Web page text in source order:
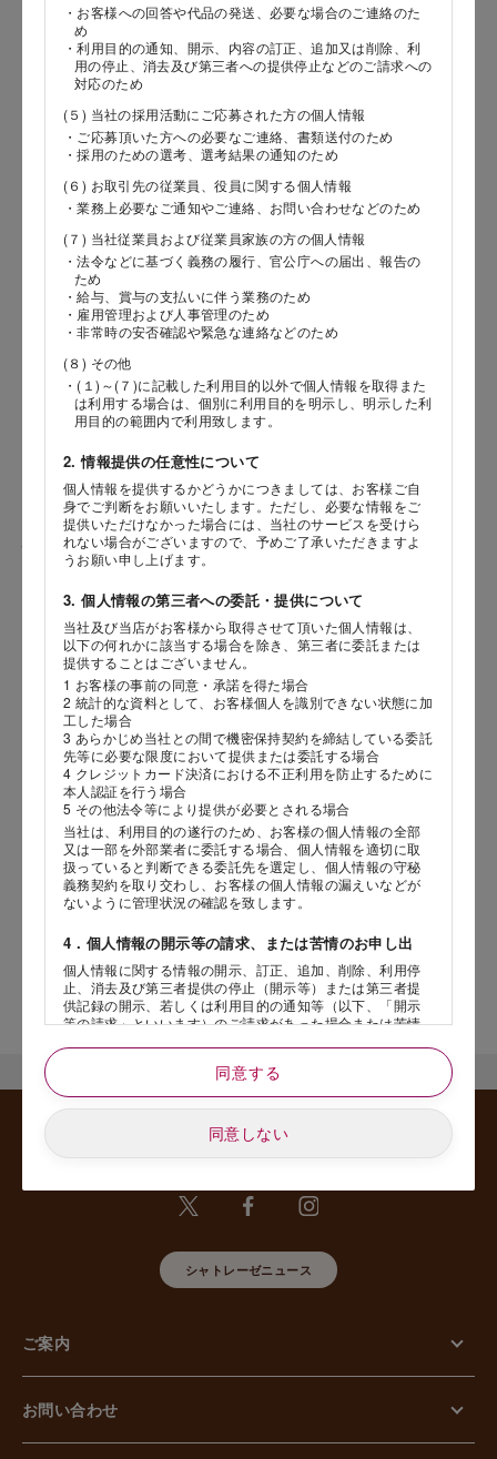
・お客様への回答や代品の発送、必要な場合のご連絡のた
め
・利用目的の通知、開示、内容の訂正、追加又は削除、利
用の停止、消去及び第三者への提供停止などのご請求への
対応のため
(５) 当社の採用活動にご応募された方の個人情報
・ご応募頂いた方への必要なご連絡、書類送付のため
・採用のための選考、選考結果の通知のため
(６) お取引先の従業員、役員に関する個人情報
・業務上必要なご通知やご連絡、お問い合わせなどのため
(７) 当社従業員および従業員家族の方の個人情報
・法令などに基づく義務の履行、官公庁への届出、報告の
ため
・給与、賞与の支払いに伴う業務のため
・雇用管理および人事管理のため
・非常時の安否確認や緊急な連絡などのため
(８) その他
・(１)～(７)に記載した利用目的以外で個人情報を取得また
は利用する場合は、個別に利用目的を明示し、明示した利
用目的の範囲内で利用致します。
2. 情報提供の任意性について
個人情報を提供するかどうかにつきましては、お客様ご自
身でご判断をお願いいたします。ただし、必要な情報をご
提供いただけなかった場合には、当社のサービスを受けら
れない場合がございますので、予めご了承いただきますよ
うお願い申し上げます。
3. 個人情報の第三者への委託・提供について
当社及び当店がお客様から取得させて頂いた個人情報は、
以下の何れかに該当する場合を除き、第三者に委託または
提供することはございません。
1 お客様の事前の同意・承諾を得た場合
2 統計的な資料として、お客様個人を識別できない状態に加
工した場合
3 あらかじめ当社との間で機密保持契約を締結している委託
先等に必要な限度において提供または委託する場合
4 クレジットカード決済における不正利用を防止するために
本人認証を行う場合
5 その他法令等により提供が必要とされる場合
当社は、利用目的の遂行のため、お客様の個人情報の全部
又は一部を外部業者に委託する場合、個人情報を適切に取
扱っていると判断できる委託先を選定し、個人情報の守秘
義務契約を取り交わし、お客様の個人情報の漏えいなどが
ないように管理状況の確認を致します。
4．個人情報の開示等の請求、または苦情のお申し出
個人情報に関する情報の開示、訂正、追加、削除、利用停
止、消去及び第三者提供の停止（開示等）または第三者提
供記録の開示、若しくは利用目的の通知等（以下、「開示
等の請求」といいます）のご請求があった場合または苦情
認させていただいたうえで、特別な理由のない限り合理的
な期間と範囲内で対応させていただきます。
5. 個人情報の安全管理のために講じた措置について
当社は外的環境を把握した上で個人情報の安全管理のため
【組織的安全管理措置】
組織体制の整備、個人情報の取扱いに係る規律に従った運
等事案に対応する体制の整備、取扱い状況の把握及び安全
管理措置の見直し等に関して、必要な措置を講じていま
期的な教育等を行っております。また、個人情報の秘密保
個人情報を取り扱う区域の管理、機器及び電子媒体等の盗
難等の防止、電子媒体等を持ち運ぶ場合の漏えい等の防
止、個人情報の削除及び機器、電子媒体等の廃棄に関し
同意する
同意しない
郵便番号
都道府県
市区郡
生年月日
年
月
店舗サービスに関するお問い合わせにつきましては、内容欄に『店
舗名』を記載いただけますと幸いです。
シャトレーゼニュース
ご案内
お問い合わせ
岳や末広がりを意味す
やつ時」という意味を込
。雄大な八ヶ岳山麓の自
れる、こだわりのスイー
海外 Overseas shops
Indonesia
Malaysia
Hong Kong
UAE
Thailand
Vietnam